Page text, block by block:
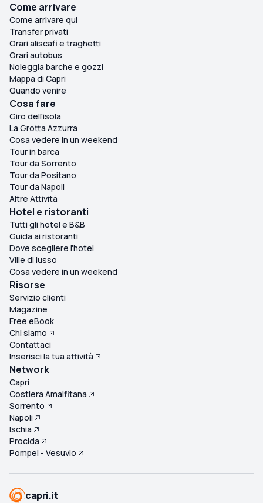
Come arrivare
Come arrivare qui
Transfer privati
Orari aliscafi e traghetti
Orari autobus
Noleggia barche e gozzi
Mappa di Capri
Quando venire
Cosa fare
Giro dell'isola
La Grotta Azzurra
Cosa vedere in un weekend
Tour in barca
Tour da Sorrento
Tour da Positano
Tour da Napoli
Altre Attività
Hotel e ristoranti
Tutti gli hotel e B&B
Guida ai ristoranti
Dove scegliere l'hotel
Ville di lusso
Cosa vedere in un weekend
Risorse
Servizio clienti
Magazine
Free eBook
Chi siamo
Contattaci
Inserisci la tua attività
Network
Capri
Costiera Amalfitana
Sorrento
Napoli
Ischia
Procida
Pompei - Vesuvio
capri.it